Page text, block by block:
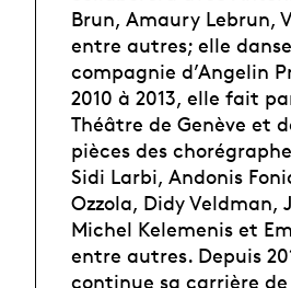
Brun, Amaury Lebrun,
entre autres; elle
compagnie d’Angelin
2010 à 2013, elle fait
Théâtre de Genève et
pièces des
Sidi Larbi, Andonis
Ozzola, Didy Veldman,
Michel Kelemenis et
entre autres. Depuis
continue sa carrière de